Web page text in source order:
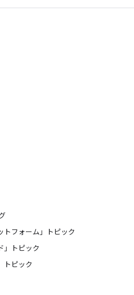
トフォーム」トピック
」トピック
トピック